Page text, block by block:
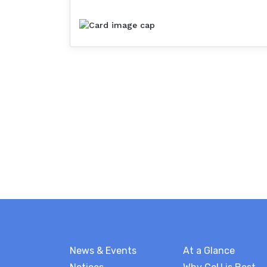
News & Events
At a Glance